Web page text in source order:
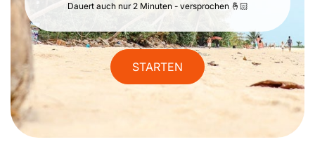
Dauert auch nur 2 Minuten - versprochen 🤞🏻
STARTEN